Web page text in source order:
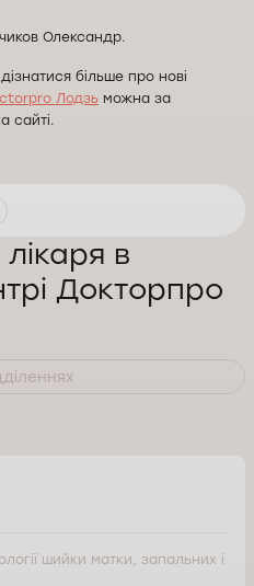
Олександр.
більше про нові
Лодзь можна за
сайті.
в
Докторпро
шийки матки, запальних і